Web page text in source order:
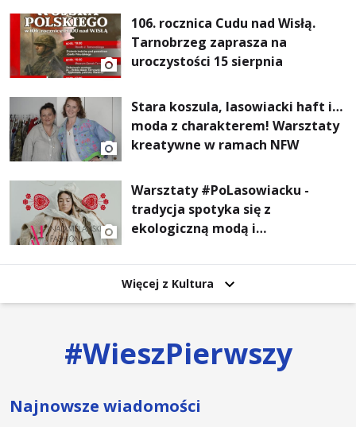
106. rocznica Cudu nad Wisłą.
Tarnobrzeg zaprasza na
uroczystości 15 sierpnia
Stara koszula, lasowiacki haft i…
moda z charakterem! Warsztaty
kreatywne w ramach NFW
Warsztaty #PoLasowiacku -
tradycja spotyka się z
ekologiczną modą i
Więcej z Kultura
#WieszPierwszy
Najnowsze wiadomości